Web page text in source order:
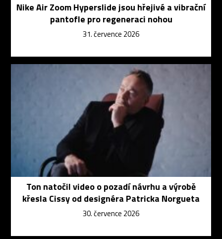
Nike Air Zoom Hyperslide jsou hřejivé a vibrační
pantofle pro regeneraci nohou
31. července 2026
Ton natočil video o pozadí návrhu a výrobě
křesla Cissy od designéra Patricka Norgueta
30. července 2026